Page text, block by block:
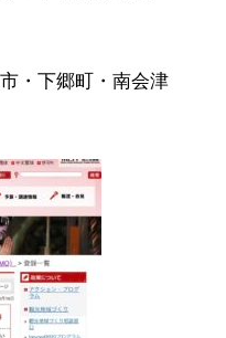
・下郷町・南会津